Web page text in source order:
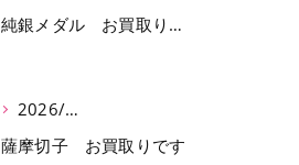
純銀メダル お買取りです
2026/07/01
薩摩切子 お買取りです